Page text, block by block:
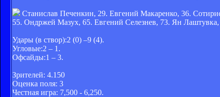
Станислав Печенкин, 29. Евгений Макаренко, 36.
55. Ондржей Мазух, 65. Евгений Селезнев, 73. Ян Лаштувка,
Удары (в створ):2 (0) –9 (4).
Угловые:2 – 1.
Офсайды:1 – 3.
Зрителей: 4.150
Оценка поля: 3
Честная игра: 7,500 - 6,250.